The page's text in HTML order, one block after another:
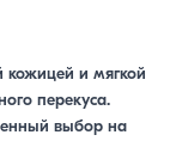
кожицей и мягкой
перекуса.
выбор на